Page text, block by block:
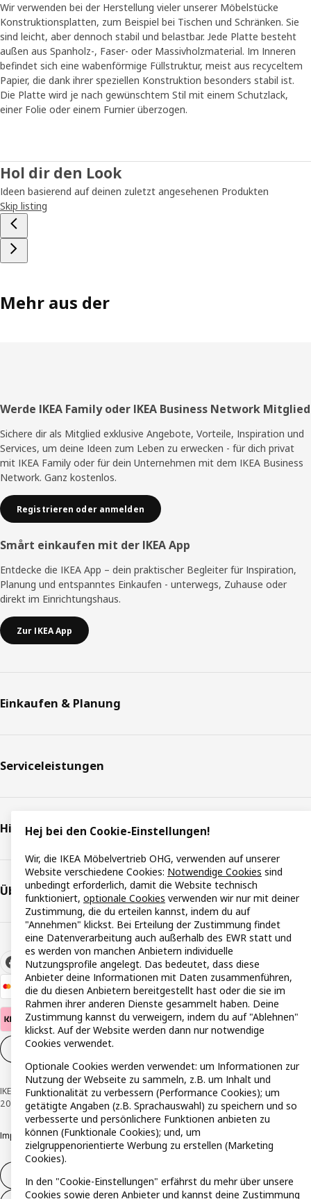
Wir verwenden bei der Herstellung vieler unserer Möbelstücke
Konstruktionsplatten, zum Beispiel bei Tischen und Schränken. Sie
sind leicht, aber dennoch stabil und belastbar. Jede Platte besteht
außen aus Spanholz-, Faser- oder Massivholzmaterial. Im Inneren
befindet sich eine wabenförmige Füllstruktur, meist aus recyceltem
Papier, die dank ihrer speziellen Konstruktion besonders stabil ist.
Die Platte wird je nach gewünschtem Stil mit einem Schutzlack,
einer Folie oder einem Furnier überzogen.
Hol dir den Look
Ideen basierend auf deinen zuletzt angesehenen Produkten
Skip listing
Mehr aus der
Fußzeile
Werde IKEA Family oder IKEA Business Network Mitglied
Sichere dir als Mitglied exklusive Angebote, Vorteile, Inspiration und
Services, um deine Ideen zum Leben zu erwecken - für dich privat
mit IKEA Family oder für dein Unternehmen mit dem IKEA Business
Network. Ganz kostenlos.
Registrieren oder anmelden
Smårt einkaufen mit der IKEA App
Entdecke die IKEA App – dein praktischer Begleiter für Inspiration,
Planung und entspanntes Einkaufen - unterwegs, Zuhause oder
direkt im Einrichtungshaus.
Zur IKEA App
Einkaufen & Planung
Serviceleistungen
Hilfe & Support
Über IKEA
Cookie-Einstellungen
IKEA Österreich - Südring, 2334 Vösendorf © Inter IKEA Systems B.V. 1999-
2026
ImpressumDatenschutzerklärungCookie RichtlinieResponsible Disclosure
Widerruf / Rückgabe
Hej bei den Cookie-Einstellungen!
Wir, die IKEA Möbelvertrieb OHG, verwenden auf unserer
Website verschiedene Cookies: Notwendige Cookies sind
unbedingt erforderlich, damit die Website technisch
funktioniert, optionale Cookies verwenden wir nur mit deiner
Zustimmung, die du erteilen kannst, indem du auf
"Annehmen" klickst. Bei Erteilung der Zustimmung findet
eine Datenverarbeitung auch außerhalb des EWR statt und
es werden von manchen Anbietern individuelle
Nutzungsprofile angelegt. Das bedeutet, dass diese
Anbieter deine Informationen mit Daten zusammenführen,
die du diesen Anbietern bereitgestellt hast oder die sie im
Rahmen ihrer anderen Dienste gesammelt haben. Deine
Zustimmung kannst du verweigern, indem du auf "Ablehnen"
klickst. Auf der Website werden dann nur notwendige
Cookies verwendet.
Optionale Cookies werden verwendet: um Informationen zur
Nutzung der Webseite zu sammeln, z.B. um Inhalt und
Funktionalität zu verbessern (Performance Cookies); um
getätigte Angaben (z.B. Sprachauswahl) zu speichern und so
verbesserte und persönlichere Funktionen anbieten zu
können (Funktionale Cookies); und, um
zielgruppenorientierte Werbung zu erstellen (Marketing
Cookies).
In den "Cookie-Einstellungen" erfährst du mehr über unsere
Cookies sowie deren Anbieter und kannst deine Zustimmung